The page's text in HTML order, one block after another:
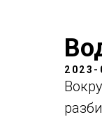
2023-